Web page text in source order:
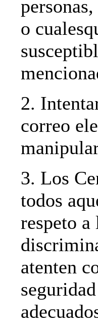
o
2.
correo
3. Los
todos
respeto a
atenten